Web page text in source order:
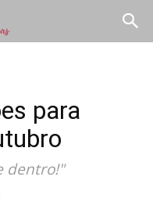
para
dentro!"